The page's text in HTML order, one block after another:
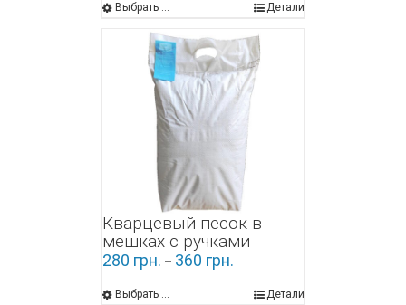
Выбрать ... Детали
Кварцевый песок в
мешках с ручками
280 грн. – 360 грн.
Выбрать ... Детали